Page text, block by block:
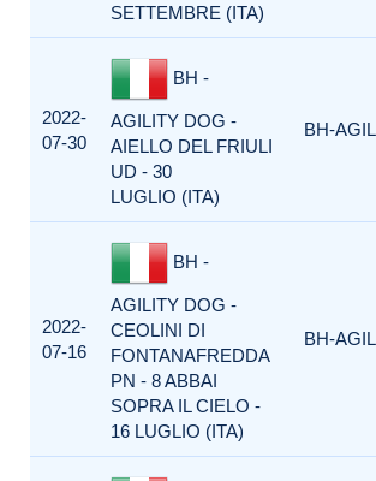
SETTEMBRE (ITA)
2022-
07-30
BH -
AGILITY DOG -
AIELLO DEL FRIULI
UD - 30
LUGLIO (ITA)
BH-
2022-
07-16
BH -
AGILITY DOG -
CEOLINI DI
FONTANAFREDDA
PN - 8 ABBAI
SOPRA IL CIELO -
16 LUGLIO (ITA)
BH-